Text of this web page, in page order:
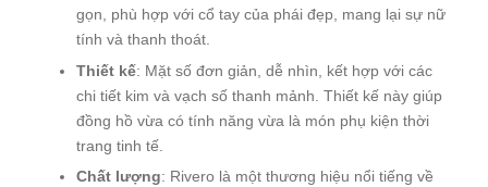
gọn, phù hợp với cổ tay của phái đẹp, mang lại sự nữ
tính và thanh thoát.
Thiết kế: Mặt số đơn giản, dễ nhìn, kết hợp với các
chi tiết kim và vạch số thanh mảnh. Thiết kế này giúp
đồng hồ vừa có tính năng vừa là món phụ kiện thời
trang tinh tế.
Chất lượng: Rivero là một thương hiệu nổi tiếng về